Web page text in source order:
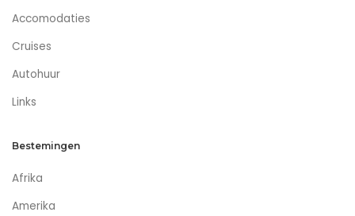
Accomodaties
Cruises
Autohuur
Links
Bestemingen
Afrika
Amerika